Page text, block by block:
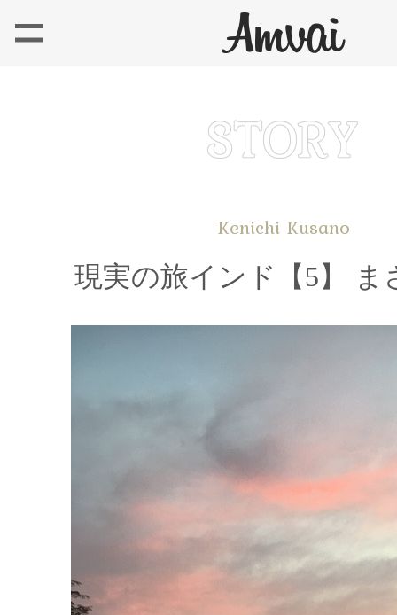
Kenichi Kusano
現実の旅インド【5】 ま